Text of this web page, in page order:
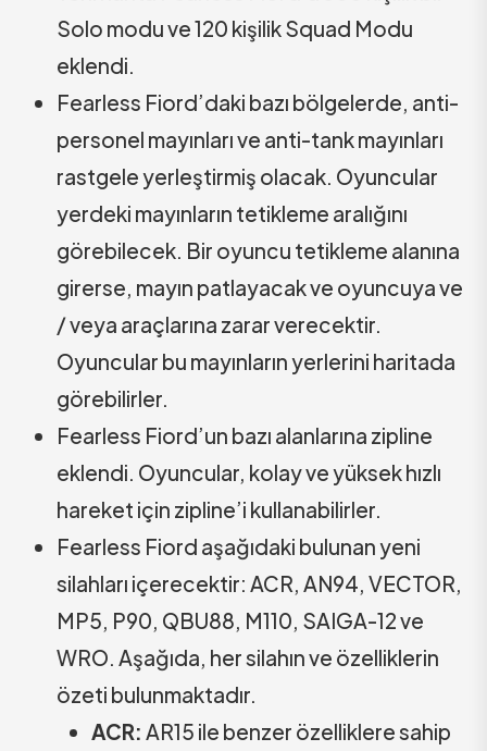
Solo modu ve 120 kişilik Squad Modu
eklendi.
Fearless Fiord’daki bazı bölgelerde, anti-
personel mayınları ve anti-tank mayınları
rastgele yerleştirmiş olacak. Oyuncular
yerdeki mayınların tetikleme aralığını
görebilecek. Bir oyuncu tetikleme alanına
girerse, mayın patlayacak ve oyuncuya ve
/ veya araçlarına zarar verecektir.
Oyuncular bu mayınların yerlerini haritada
görebilirler.
Fearless Fiord’un bazı alanlarına zipline
eklendi. Oyuncular, kolay ve yüksek hızlı
hareket için zipline’i kullanabilirler.
Fearless Fiord aşağıdaki bulunan yeni
silahları içerecektir: ACR, AN94, VECTOR,
MP5, P90, QBU88, M110, SAIGA-12 ve
WRO. Aşağıda, her silahın ve özelliklerin
özeti bulunmaktadır.
ACR: AR15 ile benzer özelliklere sahip